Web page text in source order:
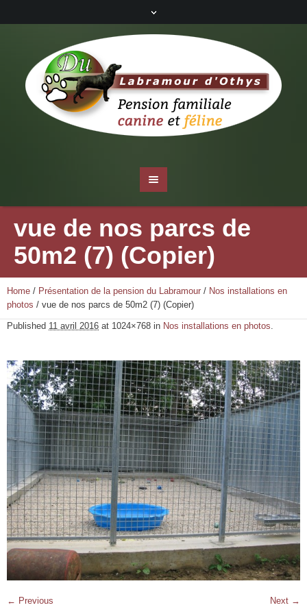
vue de nos parcs de
50m2 (7) (Copier)
Home / Présentation de la pension du Labramour / Nos installations en
photos / vue de nos parcs de 50m2 (7) (Copier)
Published 11 avril 2016 at 1024×768 in Nos installations en photos.
← Previous Next →